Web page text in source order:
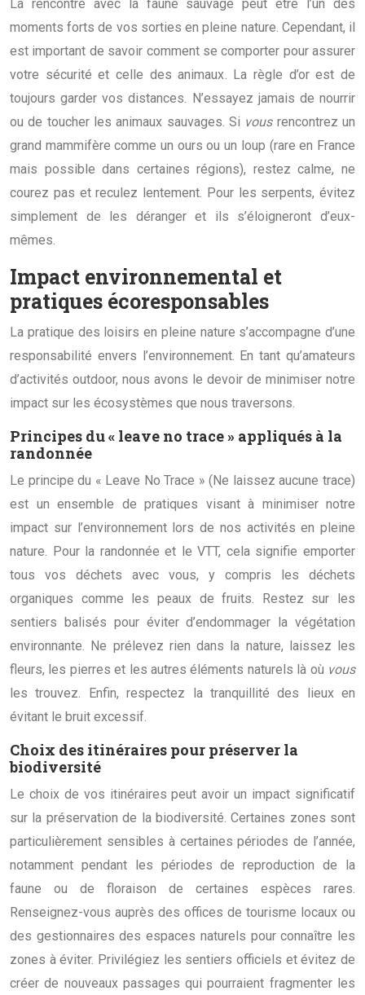
La rencontre avec la faune sauvage peut être l’un des
moments forts de vos sorties en pleine nature. Cependant, il
est important de savoir comment se comporter pour assurer
votre sécurité et celle des animaux. La règle d’or est de
toujours garder vos distances. N’essayez jamais de nourrir
ou de toucher les animaux sauvages. Si vous rencontrez un
grand mammifère comme un ours ou un loup (rare en France
mais possible dans certaines régions), restez calme, ne
courez pas et reculez lentement. Pour les serpents, évitez
simplement de les déranger et ils s’éloigneront d’eux-
mêmes.
Impact environnemental et
pratiques écoresponsables
La pratique des loisirs en pleine nature s’accompagne d’une
responsabilité envers l’environnement. En tant qu’amateurs
d’activités outdoor, nous avons le devoir de minimiser notre
impact sur les écosystèmes que nous traversons.
Principes du « leave no trace » appliqués à la
randonnée
Le principe du « Leave No Trace » (Ne laissez aucune trace)
est un ensemble de pratiques visant à minimiser notre
impact sur l’environnement lors de nos activités en pleine
nature. Pour la randonnée et le VTT, cela signifie emporter
tous vos déchets avec vous, y compris les déchets
organiques comme les peaux de fruits. Restez sur les
sentiers balisés pour éviter d’endommager la végétation
environnante. Ne prélevez rien dans la nature, laissez les
fleurs, les pierres et les autres éléments naturels là où vous
les trouvez. Enfin, respectez la tranquillité des lieux en
évitant le bruit excessif.
Choix des itinéraires pour préserver la
biodiversité
Le choix de vos itinéraires peut avoir un impact significatif
sur la préservation de la biodiversité. Certaines zones sont
particulièrement sensibles à certaines périodes de l’année,
notamment pendant les périodes de reproduction de la
faune ou de floraison de certaines espèces rares.
Renseignez-vous auprès des offices de tourisme locaux ou
des gestionnaires des espaces naturels pour connaître les
zones à éviter. Privilégiez les sentiers officiels et évitez de
créer de nouveaux passages qui pourraient fragmenter les